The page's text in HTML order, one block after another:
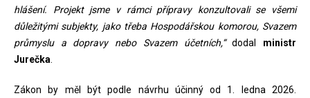
hlášení. Projekt jsme v rámci přípravy konzultovali se všemi
důležitými subjekty, jako třeba Hospodářskou komorou, Svazem
průmyslu a dopravy nebo Svazem účetních,“dodal ministr
Jurečka.
Zákon by měl být podle návrhu účinný od 1. ledna 2026.